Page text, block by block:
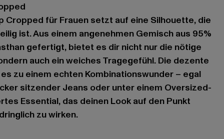
Cropped für Frauen setzt auf eine Silhouette, die
ist. Aus einem angenehmen Gemisch aus 95%
gefertigt, bietet es dir nicht nur die nötige
auch ein weiches Tragegefühl. Die dezente
zu einem echten Kombinationswunder – egal
sitzender Jeans oder unter einem Oversized-
Essential, das deinen Look auf den Punkt
zu wirken.